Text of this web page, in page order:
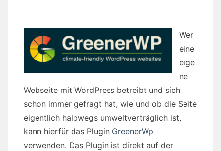
Wer
eine
eige
ne
Webseite mit WordPress betreibt und sich
schon immer gefragt hat, wie und ob die Seite
eigentlich halbwegs umweltverträglich ist,
kann hierfür das Plugin GreenerWp
verwenden. Das Plugin ist direkt auf der